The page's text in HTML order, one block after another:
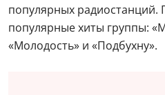
популярных радиостанций.
популярные хиты группы:
«Молодость» и «Подбухну».